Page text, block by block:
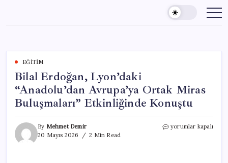
content
EĞITIM
Bilal Erdoğan, Lyon’daki
“Anadolu’dan Avrupa’ya Ortak Miras
Buluşmaları” Etkinliğinde Konuştu
By Mehmet Demir
20 Mayıs 2026
2 Min Read
Bilal
yorumlar kapalı